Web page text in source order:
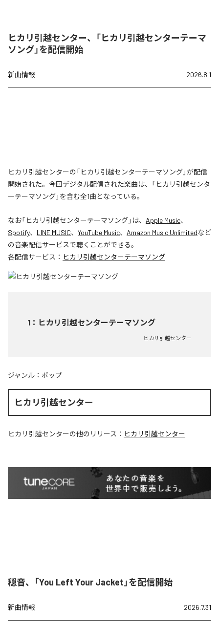
ヒカリ引越センター、「ヒカリ引越センターテーマ
ソング」を配信開始
新曲情報 2026.8.1
ヒカリ引越センターの「ヒカリ引越センターテーマソング」が配信
開始された。今回デジタル配信された楽曲は、「ヒカリ引越センタ
ーテーマソング」を含む全1曲となっている。
なお「ヒカリ引越センターテーマソング」は、 Apple Music、
Spotify、 LINE MUSIC、 YouTube Music、 Amazon Music Unlimitedなど
の音楽配信サービスで聴くことができる。
各配信サービス： ヒカリ引越センターテーマソング
1 ： ヒカリ引越センターテーマソング
ヒカリ引越センター
ジャンル： ポップ
ヒカリ引越センター
ヒカリ引越センターの他のリリース： ヒカリ引越センター
穏音、「You Left Your Jacket」を配信開始
新曲情報 2026.7.31